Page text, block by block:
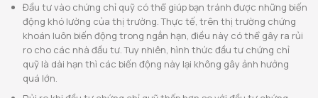
Đầu tư vào chứng chỉ quỹ có thể giúp bạn tránh được những biến
động khó lường của thị trường. Thực tế, trên thị trường chứng
khoán luôn biến động trong ngắn hạn, điều này có thể gây ra rủi
ro cho các nhà đầu tư. Tuy nhiên, hình thức đầu tư chứng chỉ
quỹ là dài hạn thì các biến động này lại không gây ảnh hưởng
quá lớn.